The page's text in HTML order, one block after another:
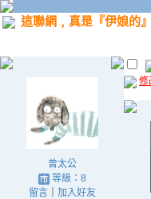
這聯網﹐真是『伊娘的
曾太公
等級：8
留言｜ 加入好友
修